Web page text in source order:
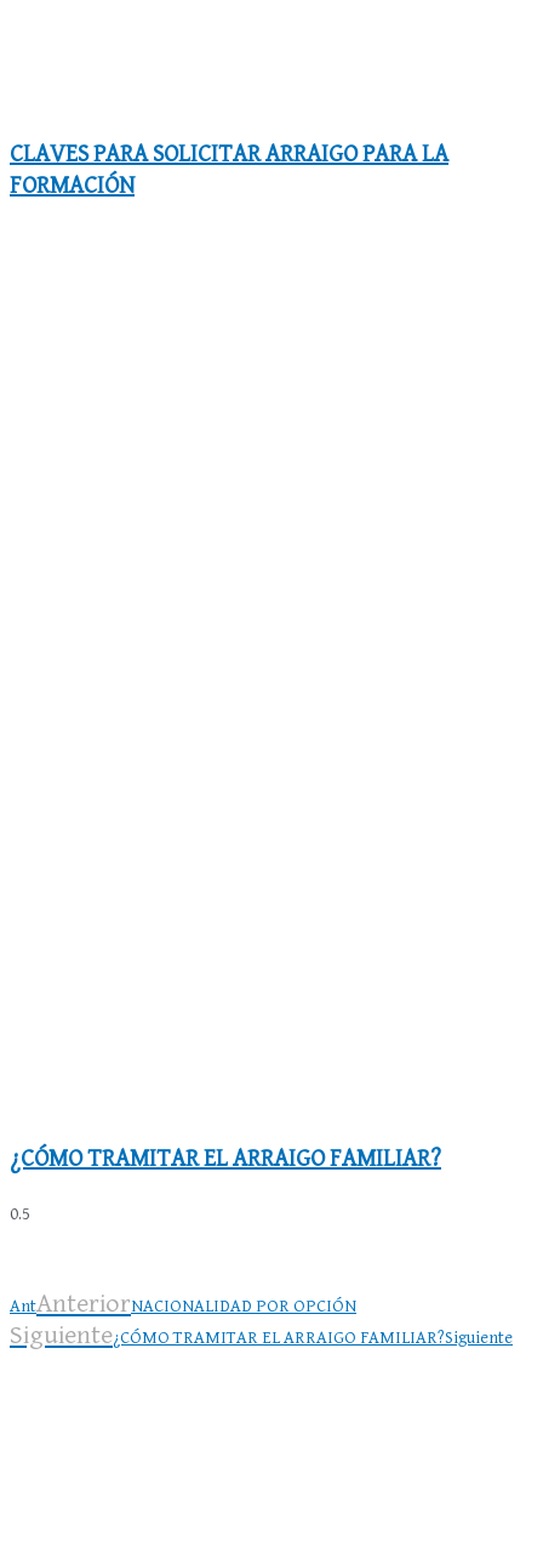
CLAVES PARA SOLICITAR ARRAIGO PARA LA
FORMACIÓN
¿CÓMO TRAMITAR EL ARRAIGO FAMILIAR?
AntAnteriorNACIONALIDAD POR OPCIÓN
Siguiente¿CÓMO TRAMITAR EL ARRAIGO FAMILIAR?Siguiente